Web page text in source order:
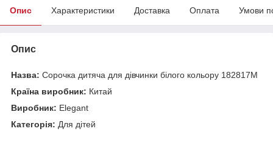
Опис Характеристики Доставка Оплата Умови
Опис
Назва: Сорочка дитяча для дівчинки білого кольору 182817M
Країна виробник: Китай
Виробник: Elegant
Категорія: Для дітей